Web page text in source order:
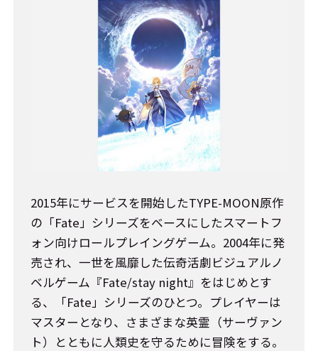
2015年にサービスを開始したTYPE-MOON原作
の「Fate」シリーズをベースにしたスマートフ
ォン向けロールプレイングゲーム。2004年に発
売され、一世を風靡した伝奇活劇ビジュアルノ
ベルゲーム『Fate/stay night』をはじめとす
る、「Fate」シリーズのひとつ。プレイヤーは
マスターとなり、さまざまな英霊（サーヴァン
ト）とともに人類史を守るために冒険をする。